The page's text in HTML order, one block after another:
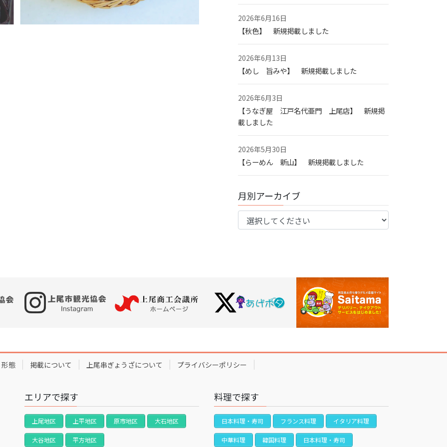
2026年6月16日
【秋色】 新規掲載しました
2026年6月13日
【めし 旨みや】 新規掲載しました
2026年6月3日
【うなぎ屋 江戸名代亜門 上尾店】 新規掲
載しました
2026年5月30日
【らーめん 新山】 新規掲載しました
月別アーカイブ
形態 掲載について 上尾串ぎょうざについて プライバシーポリシー
エリアで探す
上尾地区 上平地区 原市地区 大石地区
大谷地区 平方地区
料理で探す
日本料理・寿司 フランス料理 イタリア料理
中華料理 韓国料理 日本料理・寿司